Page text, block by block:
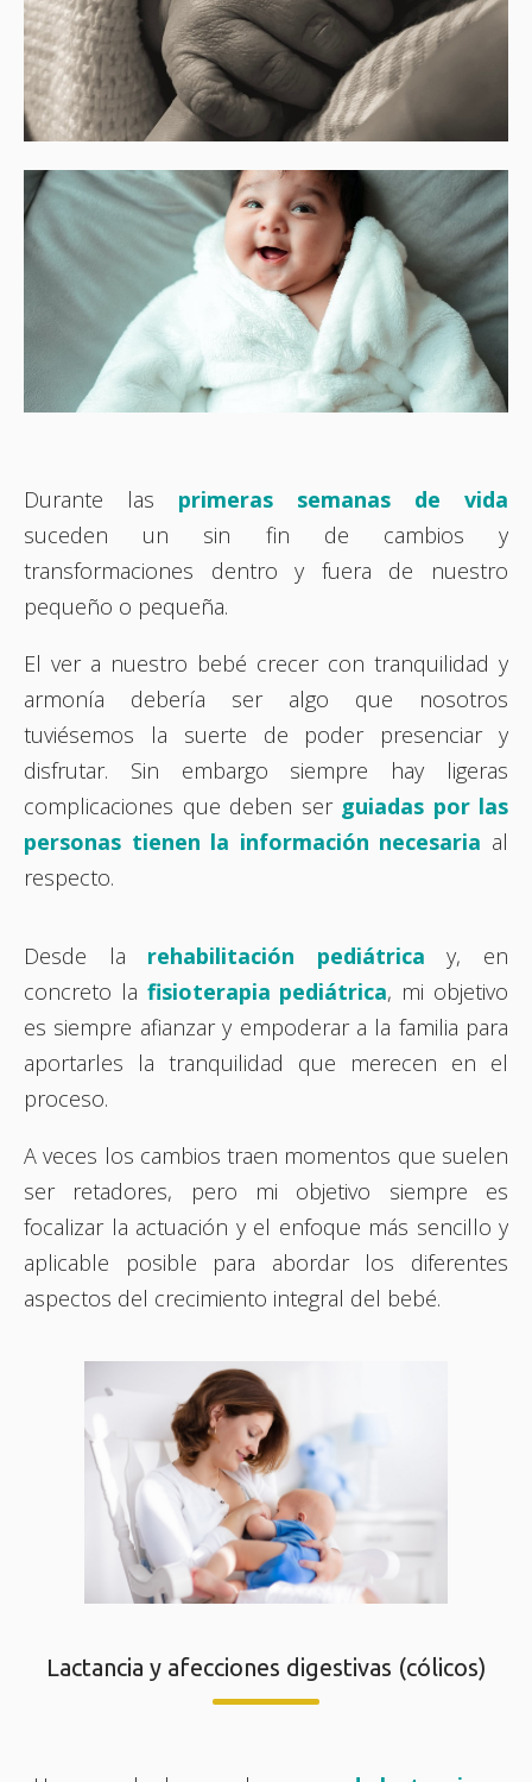
Durante las primeras semanas de vida
suceden un sin fin de cambios y
transformaciones dentro y fuera de nuestro
pequeño o pequeña.
El ver a nuestro bebé crecer con tranquilidad y
armonía debería ser algo que nosotros
tuviésemos la suerte de poder presenciar y
disfrutar. Sin embargo siempre hay ligeras
complicaciones que deben ser guiadas por las
personas tienen la información necesaria al
respecto.
Desde la rehabilitación pediátrica y, en
concreto la fisioterapia pediátrica, mi objetivo
es siempre afianzar y empoderar a la familia para
aportarles la tranquilidad que merecen en el
proceso.
A veces los cambios traen momentos que suelen
ser retadores, pero mi objetivo siempre es
focalizar la actuación y el enfoque más sencillo y
aplicable posible para abordar los diferentes
aspectos del crecimiento integral del bebé.
Lactancia y afecciones digestivas (cólicos)